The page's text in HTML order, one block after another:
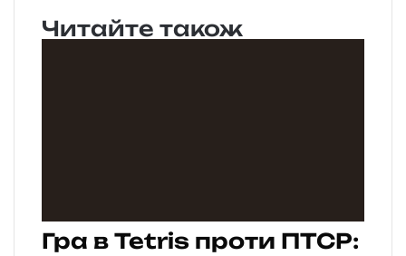
Читайте також
Гра в Tetris проти ПТСР: